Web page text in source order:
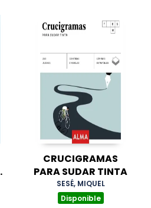
CRUCIGRAMAS
PARA SUDAR TINTA
SESÉ, MIQUEL
Disponible